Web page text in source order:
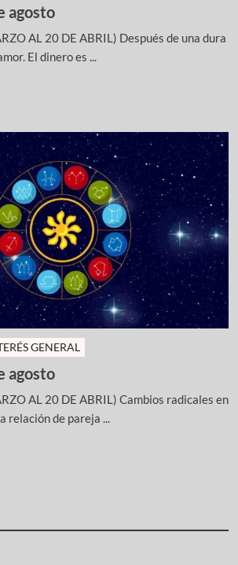
agosto
AL 20 DE ABRIL) Después de una dura
El dinero es ...
GENERAL
agosto
AL 20 DE ABRIL) Cambios radicales en
de pareja ...